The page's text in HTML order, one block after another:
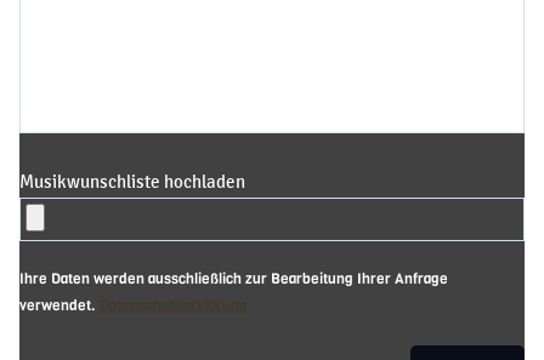
Musikwunschliste hochladen
Ihre Daten werden ausschließlich zur Bearbeitung Ihrer Anfrage
verwendet.